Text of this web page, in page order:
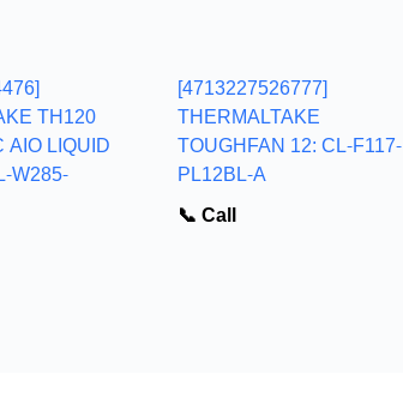
TH120
AIO LIQUID
W285-
[4713227526777]
THERMALTAKE
TOUGHFAN 12: CL-F117-
PL12BL-A
📞 Call